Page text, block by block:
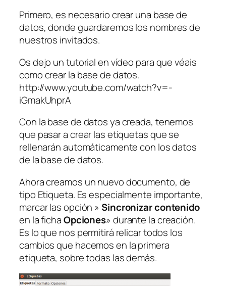
Primero, es necesario crear una base de
datos, donde guardaremos los nombres de
nuestros invitados.
Os dejo un tutorial en vídeo para que véais
como crear la base de datos.
http://www.youtube.com/watch?v=-
iGmakUhprA
Con la base de datos ya creada, tenemos
que pasar a crear las etiquetas que se
rellenarán automáticamente con los datos
de la base de datos.
Ahora creamos un nuevo documento, de
tipo Etiqueta. Es especialmente importante,
marcar las opción » Sincronizar contenido
en la fichaOpciones» durante la creación.
Es lo que nos permitirá relicar todos los
cambios que hacemos en la primera
etiqueta, sobre todas las demás.